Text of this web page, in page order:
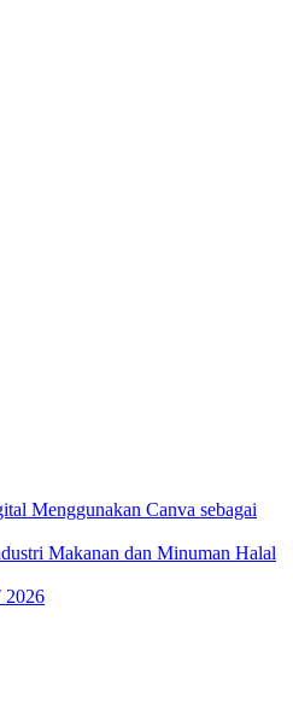
Menggunakan Canva sebagai
Makanan dan Minuman Halal
2026